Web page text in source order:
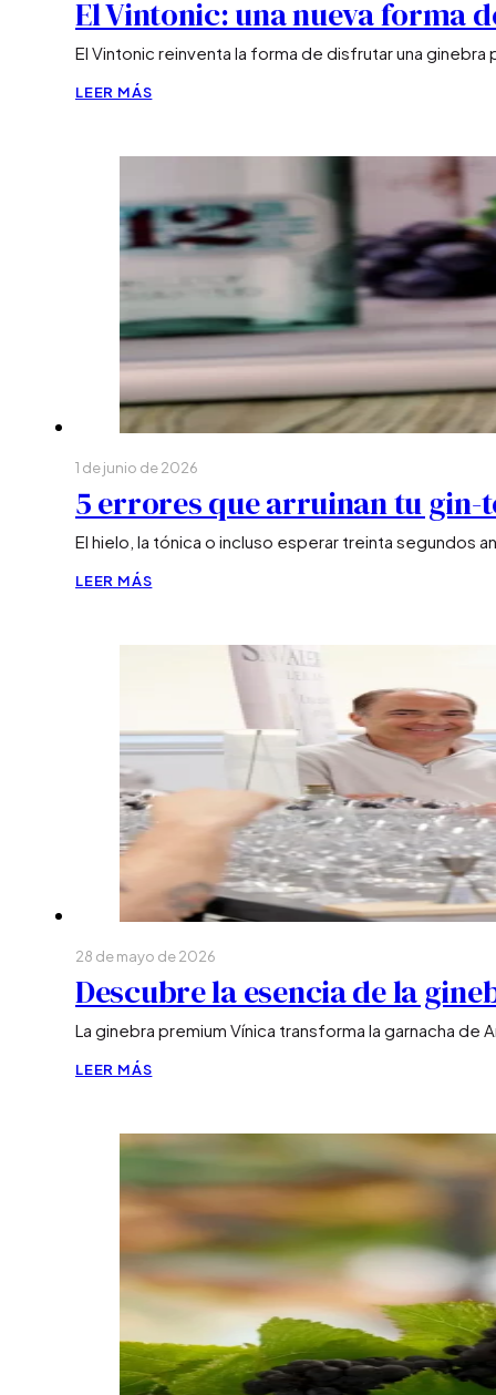
El Vintonic: una nueva forma
El Vintonic reinventa la forma de disfrutar una
LEER MÁS
1 de junio de 2026
5 errores que arruinan tu gin-
El hielo, la tónica o incluso esperar treinta segundos
LEER MÁS
28 de mayo de 2026
Descubre la esencia de la
La ginebra premium Vínica transforma la garnacha de
LEER MÁS